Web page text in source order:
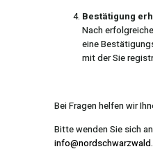
Bestätigung
Nach
eine
mit der Sie
Bei Fragen helfen wir
Bitte wenden Sie sich an